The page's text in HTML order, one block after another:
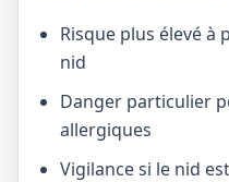
Risque plus élevé
nid
Danger particulier
allergiques
Vigilance si le nid